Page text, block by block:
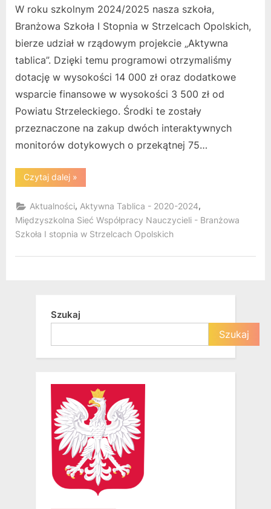
W roku szkolnym 2024/2025 nasza szkoła,
Branżowa Szkoła I Stopnia w Strzelcach Opolskich,
bierze udział w rządowym projekcie „Aktywna
tablica”. Dzięki temu programowi otrzymaliśmy
dotację w wysokości 14 000 zł oraz dodatkowe
wsparcie finansowe w wysokości 3 500 zł od
Powiatu Strzeleckiego. Środki te zostały
przeznaczone na zakup dwóch interaktywnych
monitorów dotykowych o przekątnej 75…
Czytaj dalej“Realizacja
programu
tablica”
w
roku
2024/2025”
»
Aktualności, Aktywna Tablica - 2020-2024,
Międzyszkolna Sieć Współpracy Nauczycieli - Branżowa
Szkoła I stopnia w Strzelcach Opolskich
Szukaj
Szukaj